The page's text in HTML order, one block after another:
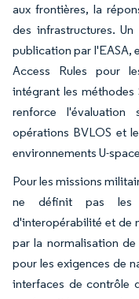
aux frontières, la
des infrastructures.
publication par l'EASA,
Access Rules pour
intégrant les méthodes
renforce l'évaluation
opérations BVLOS et
environnements U-
Pour les missions
ne définit pas les
d'interopérabilité et de
par la normalisation
pour les exigences de
interfaces de contrôle